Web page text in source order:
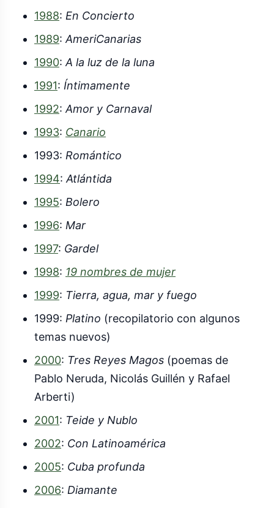
1988: En Concierto
1989:AmeriCanarias
1990:A la luz de la luna
1991: Íntimamente
1992:Amor y Carnaval
1993: Canario
1993: Romántico
1994:Atlántida
1995: Bolero
1996: Mar
1997: Gardel
1998: 19 nombres de mujer
1999: Tierra, agua, mar y fuego
1999: Platino (recopilatorio con algunos
temas nuevos)
2000: Tres Reyes Magos (poemas de
Pablo Neruda, Nicolás Guillén y Rafael
Arberti)
2001: Teide y Nublo
2002: Con Latinoamérica
2005: Cuba profunda
2006: Diamante